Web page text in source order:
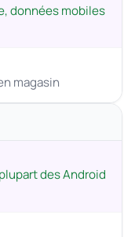
données mobiles
magasin
des Android